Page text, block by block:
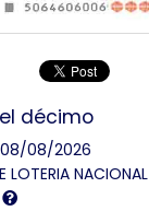
décimo
08/2026
NACIONAL